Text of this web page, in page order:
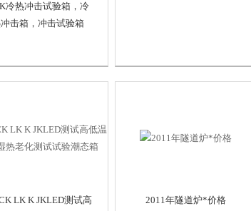
冷热冲击试验箱，冷
击箱，冲击试验箱
LK K JKLED测试高
2011年隧道炉*价格